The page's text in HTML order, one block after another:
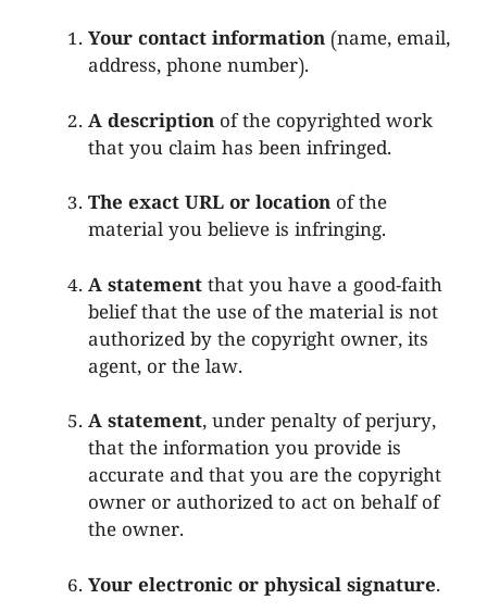
Your contact information (name, email,
address, phone number).
A description of the copyrighted work
that you claim has been infringed.
The exact URL or location of the
material you believe is infringing.
A statement that you have a good-faith
belief that the use of the material is not
authorized by the copyright owner, its
agent, or the law.
A statement, under penalty of perjury,
that the information you provide is
accurate and that you are the copyright
owner or authorized to act on behalf of
the owner.
Your electronic or physical signature.